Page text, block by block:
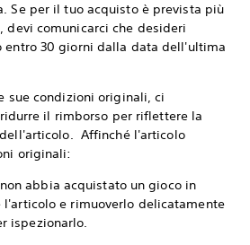
Se per il tuo acquisto è prevista più
devi comunicarci che desideri
entro 30 giorni dalla data dell'ultima
sue condizioni originali, ci
il rimborso per riflettere la
Affinché l'articolo
originali:
abbia acquistato un gioco in
e rimuoverlo delicatamente
ispezionarlo.